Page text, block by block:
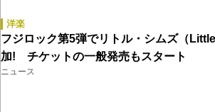
洋楽
フジロック第5弾でリトル・シムズ（
加! チケットの一般発売もスタート
ニュース